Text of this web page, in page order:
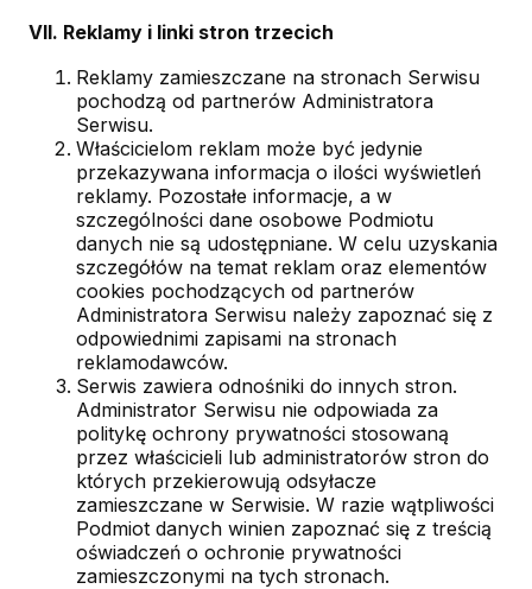
VII. Reklamy i linki stron trzecich
Reklamy zamieszczane na stronach Serwisu
pochodzą od partnerów Administratora
Serwisu.
Właścicielom reklam może być jedynie
przekazywana informacja o ilości wyświetleń
reklamy. Pozostałe informacje, a w
szczególności dane osobowe Podmiotu
danych nie są udostępniane. W celu uzyskania
szczegółów na temat reklam oraz elementów
cookies pochodzących od partnerów
Administratora Serwisu należy zapoznać się z
odpowiednimi zapisami na stronach
reklamodawców.
Serwis zawiera odnośniki do innych stron.
Administrator Serwisu nie odpowiada za
politykę ochrony prywatności stosowaną
przez właścicieli lub administratorów stron do
których przekierowują odsyłacze
zamieszczane w Serwisie. W razie wątpliwości
Podmiot danych winien zapoznać się z treścią
oświadczeń o ochronie prywatności
zamieszczonymi na tych stronach.